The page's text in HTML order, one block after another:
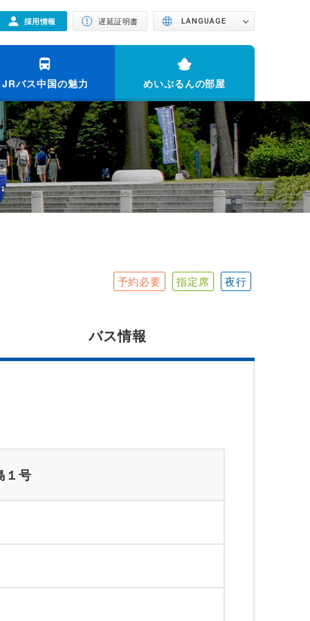
採用情報 遅延証明書 LANGUAGE
JRバス中国の魅力 めいぷるんの部屋
予約必要 指定席 夜行
バス情報
１号